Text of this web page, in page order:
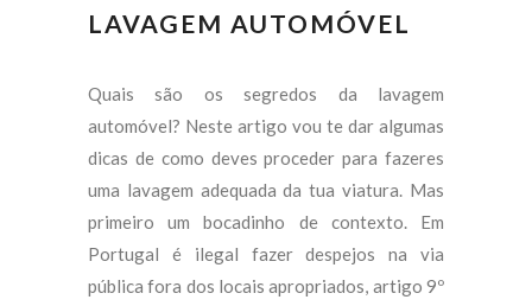
LAVAGEM AUTOMÓVEL
Quais são os segredos da lavagem
automóvel? Neste artigo vou te dar algumas
dicas de como deves proceder para fazeres
uma lavagem adequada da tua viatura. Mas
primeiro um bocadinho de contexto. Em
Portugal é ilegal fazer despejos na via
pública fora dos locais apropriados, artigo 9º